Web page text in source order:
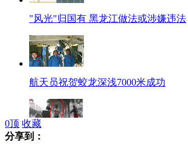
"风光"归国有 黑龙江做法或涉嫌违法
航天员祝贺蛟龙深浅7000米成功
0顶 收藏
分享到：